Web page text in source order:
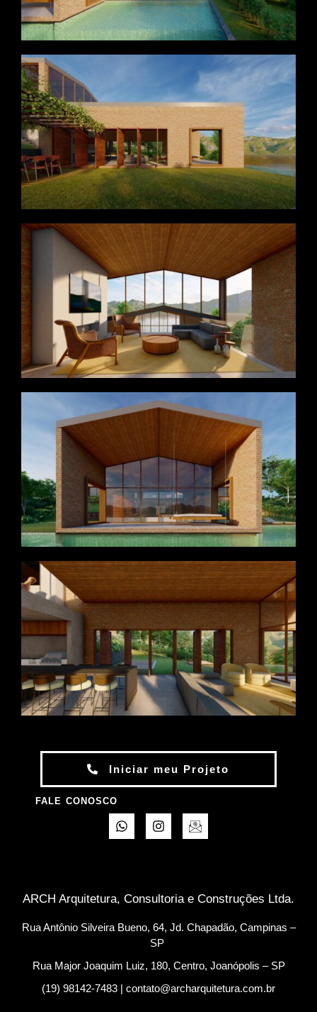
Iniciar meu Projeto
FALE CONOSCO
ARCH Arquitetura, Consultoria e Construções Ltda.
Rua Antônio Silveira Bueno, 64, Jd. Chapadão, Campinas –
SP
Rua Major Joaquim Luiz, 180, Centro, Joanópolis – SP
(19) 98142-7483 | contato@archarquitetura.com.br